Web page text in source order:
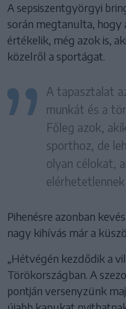
A sepsiszentgyörgyi
során megtanulta,
értékelik, még azok is,
közelről a sportágat.
A tapasztalat
munkát és a
Főleg azok,
sporthoz, de
olyan célokat,
Pihenésre azonban
nagy kihívás már a
„Hétvégén kezdődik a
Törökországban. A
pontján versenyzünk